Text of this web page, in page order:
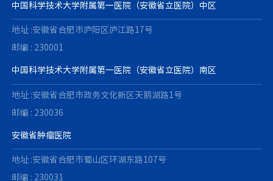
中国科学技术大学附属第一医院（安徽省立医院）中区
地址 :安徽省合肥市庐阳区庐江路17号
邮编 : 230001
中国科学技术大学附属第一医院（安徽省立医院）南区
地址 :安徽省合肥市政务文化新区天鹅湖路1号
邮编 : 230036
安徽省肿瘤医院
地址 :安徽省合肥市蜀山区环湖东路107号
邮编 : 230031